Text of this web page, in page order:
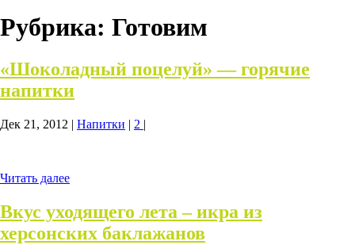
Рубрика: Готовим
«Шоколадный поцелуй» — горячие
напитки
Дек 21, 2012 | Напитки | 2 |
Читать далее
Вкус уходящего лета – икра из
херсонских баклажанов